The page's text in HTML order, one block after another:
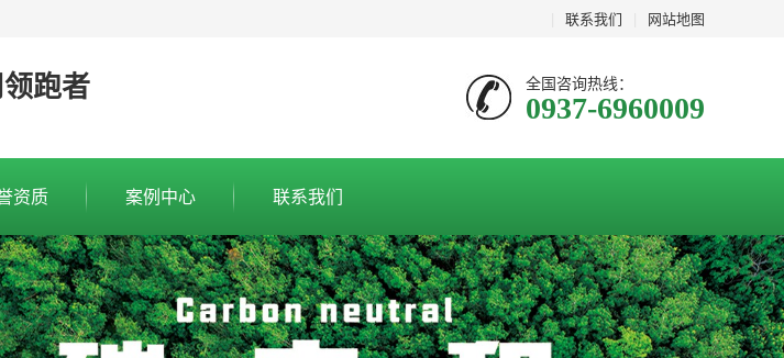
联系我们 网站地图
跑者 全国咨询热线：
0937-6960009
资质 案例中心 联系我们